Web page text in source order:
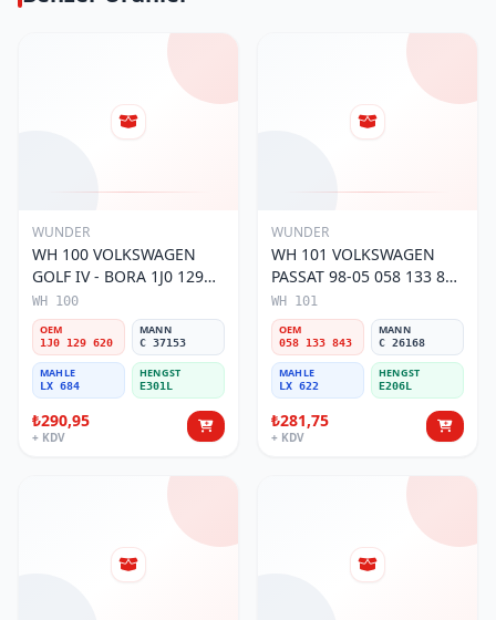
WUNDER
WH 100 VOLKSWAGEN
GOLF IV - BORA 1J0 129
620 Hava Filtresi
WH 100
OEM
1J0 129 620
MANN
C 37153
MAHLE
LX 684
HENGST
E301L
₺290,95
+ KDV
WUNDER
WH 101 VOLKSWAGEN
PASSAT 98-05 058 133 843
Hava Filtresi
WH 101
OEM
058 133 843
MANN
C 26168
MAHLE
LX 622
HENGST
E206L
₺281,75
+ KDV